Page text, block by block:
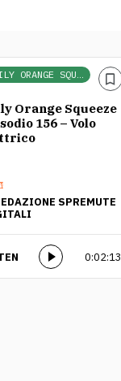
DAILY ORANGE SQUEEZE
Orange Squeeze
156 – Volo
SPREMUTE
0:02:13